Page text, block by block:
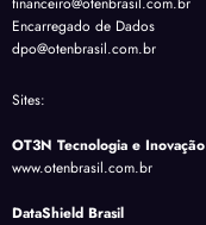
Encarregado de Dados
dpo@otenbrasil.com.br
Sites:
OT3N Tecnologia e Inovação
www.otenbrasil.com.br
DataShield Brasil